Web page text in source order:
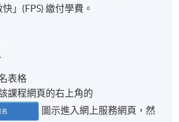
」(FPS) 繳付學費。
表格
課程網頁的右上角的
圖示進入網上服務網頁，然